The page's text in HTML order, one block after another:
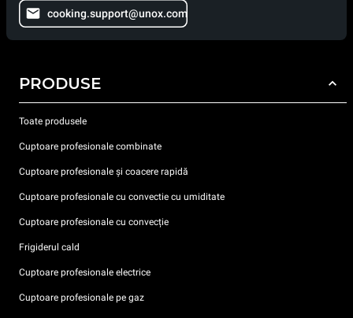
cooking.support@unox.com
PRODUSE
Toate produsele
Cuptoare profesionale combinate
Cuptoare profesionale și coacere rapidă
Cuptoare profesionale cu convectie cu umiditate
Cuptoare profesionale cu convecție
Frigiderul cald
Cuptoare profesionale electrice
Cuptoare profesionale pe gaz